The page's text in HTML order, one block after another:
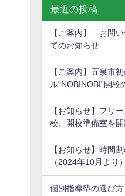
最近の投稿
【ご案内】「お問
てのお知らせ
【ご案内】五泉市
ル“NOBINOBI”開校
【お知らせ】フリ
校、開校準備室を開
【お知らせ】時間
（2024年10月より）
個別指導塾の選び方